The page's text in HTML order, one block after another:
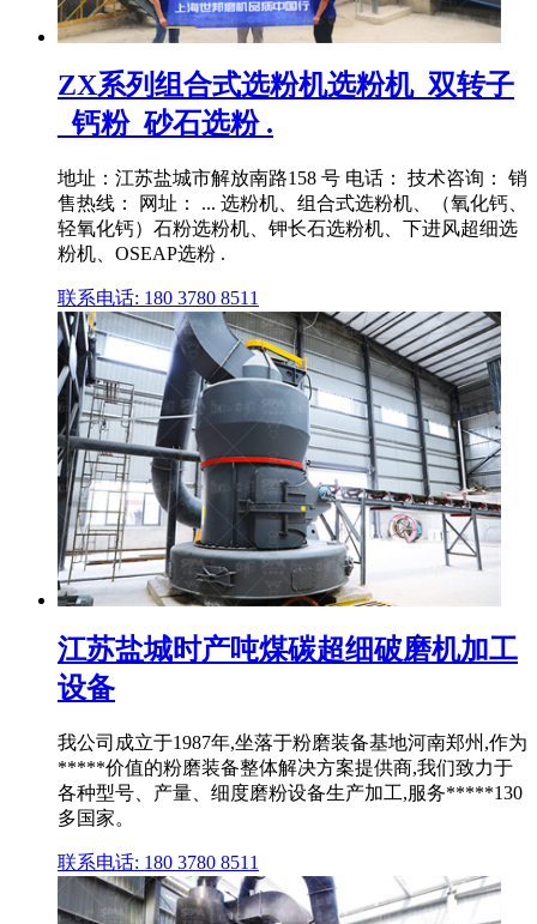
ZX系列组合式选粉机选粉机_双转子
_钙粉_砂石选粉 .
地址：江苏盐城市解放南路158 号 电话： 技术咨询： 销
售热线： 网址： ... 选粉机、组合式选粉机、（氧化钙、
轻氧化钙）石粉选粉机、钾长石选粉机、下进风超细选
粉机、OSEAP选粉 .
联系电话: 180 3780 8511
江苏盐城时产吨煤碳超细破磨机加工
设备
我公司成立于1987年,坐落于粉磨装备基地河南郑州,作为
*****价值的粉磨装备整体解决方案提供商,我们致力于
各种型号、产量、细度磨粉设备生产加工,服务*****130
多国家。
联系电话: 180 3780 8511